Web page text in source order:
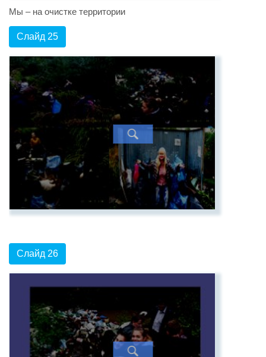
Мы – на очистке территории
Слайд 25
Слайд 26